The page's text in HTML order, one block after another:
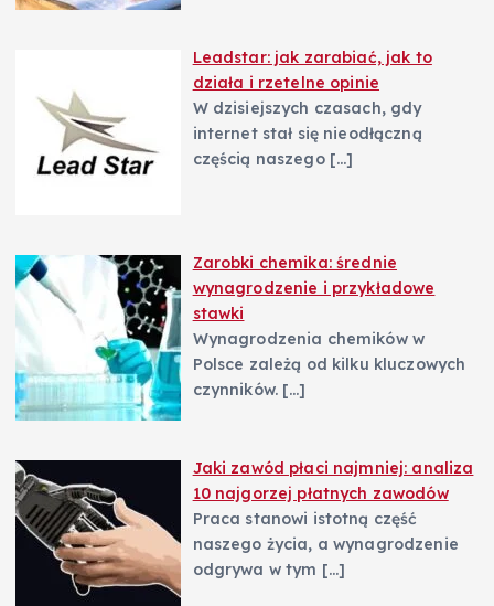
Leadstar: jak zarabiać, jak to
działa i rzetelne opinie
W dzisiejszych czasach, gdy
internet stał się nieodłączną
częścią naszego […]
Zarobki chemika: średnie
wynagrodzenie i przykładowe
stawki
Wynagrodzenia chemików w
Polsce zależą od kilku kluczowych
czynników. […]
Jaki zawód płaci najmniej: analiza
10 najgorzej płatnych zawodów
Praca stanowi istotną część
naszego życia, a wynagrodzenie
odgrywa w tym […]